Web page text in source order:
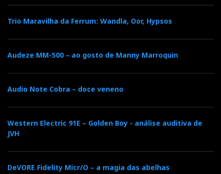
Trio Maravilha da Ferrum: Wandla, Oor, Hypsos
Audeze MM-500 – ao gosto de Manny Marroquin
Audio Note Cobra – doce veneno
Western Electric 91E – Golden Boy - análise auditiva de
JVH
DeVORE Fidelity Micr/O – a magia das abelhas